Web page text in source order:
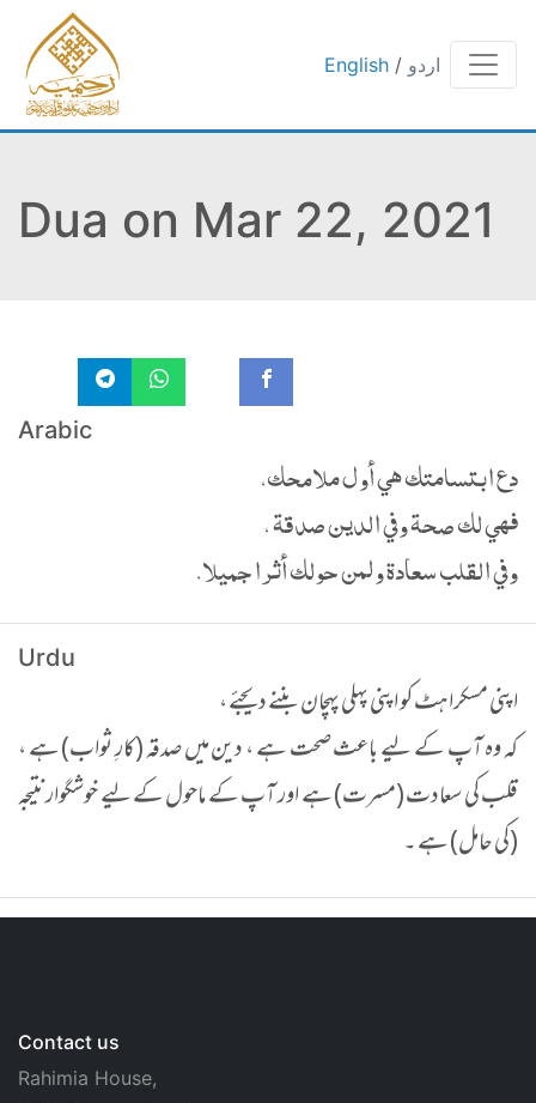
English / اردو
Dua on Mar 22, 2021
Arabic
دع ابتسامتك هي أول ملامحك،
فهي لك صحة وفي الدين صدقة ،
وفي القلب سعادة ولمن حولك أثرا جميلا.
Urdu
اپنی مسکراہٹ كو اپنی پہلی پہچان بننے دیجئے ،
کہ وہ آپ کے لیے باعث صحت ہے ، دین میں صدقہ (کارِ ثواب) ہے ،
قلب کی سعادت (مسرت) ہے اور آپ کے ماحول کے لیے خوشگوار نتیجہ
(کی حامل) ہے ۔
Contact us
Rahimia House,